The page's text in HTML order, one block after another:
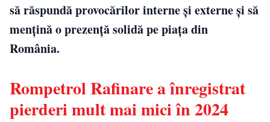
să răspundă provocărilor interne și externe și să
mențină o prezență solidă pe piața din
România.
Rompetrol Rafinare a înregistrat
pierderi mult mai mici în 2024